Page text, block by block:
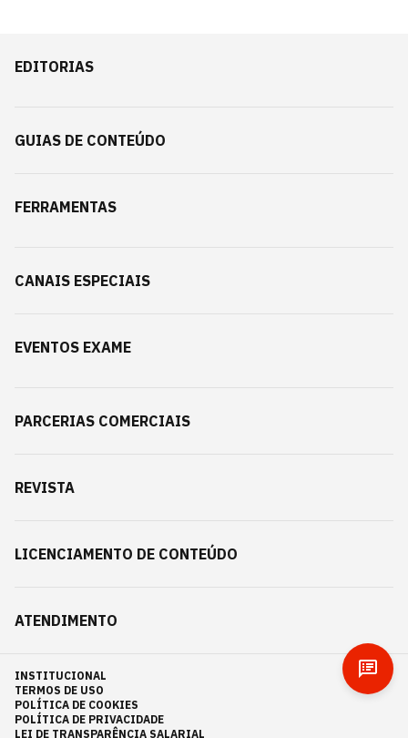
EDITORIAS
GUIAS DE CONTEÚDO
FERRAMENTAS
CANAIS ESPECIAIS
EVENTOS EXAME
PARCERIAS COMERCIAIS
REVISTA
LICENCIAMENTO DE CONTEÚDO
ATENDIMENTO
INSTITUCIONAL
TERMOS DE USO
POLÍTICA DE COOKIES
POLÍTICA DE PRIVACIDADE
LEI DE TRANSPARÊNCIA SALARIAL